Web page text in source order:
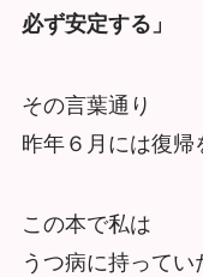
必ず安定する」
その言葉通り
昨年６月には復帰
この本で私は
うつ病に持ってい